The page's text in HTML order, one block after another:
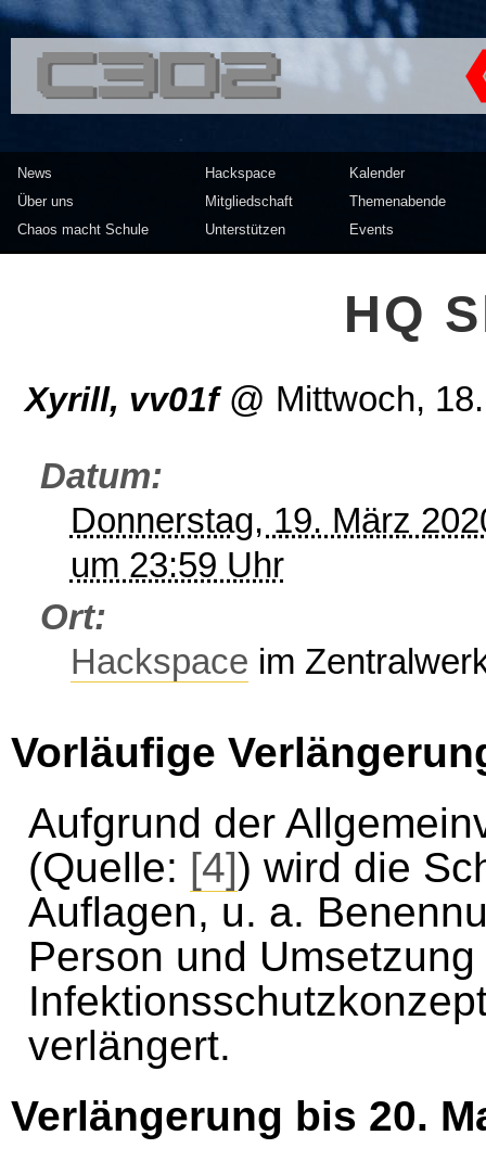
<<</>> Chaos Computer
News
Über uns
Chaos macht Schule
Hackspace
Mitgliedschaft
Unterstützen
Kalender
Themenabende
Events
HQ
Xyrill, vv01f@ Mittwoch,
Datum
Donnerstag, 19. März
um 23:59 Uhr
Ort
Hackspace im
Vorläufige
Aufgrund der
(Quelle: [4]) wird die
Auflagen, u. a.
Person und
verlängert.
Verlängerung bis 20.